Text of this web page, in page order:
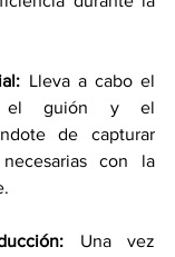
Lleva a cabo el
el guión y el
de capturar
con la
Una vez